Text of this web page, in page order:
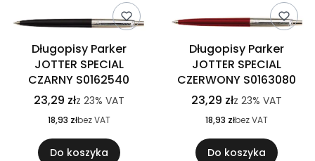
Długopisy Parker
JOTTER SPECIAL
CZARNY S0162540
23,29 złz 23% VAT
18,93 złbez VAT
Do koszyka
Długopisy Parker
JOTTER SPECIAL
CZERWONY S0163080
23,29 złz 23% VAT
18,93 złbez VAT
Do koszyka